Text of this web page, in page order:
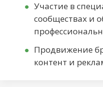
Участие в
сообществах и
Продвижение
контент и